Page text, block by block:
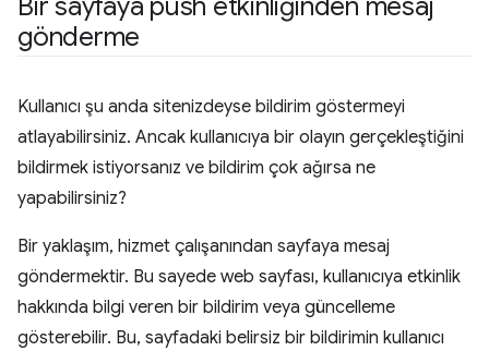
gönderme
Kullanıcı şu anda sitenizdeyse bildirim göstermeyi
atlayabilirsiniz. Ancak kullanıcıya bir olayın gerçekleştiğini
bildirmek istiyorsanız ve bildirim çok ağırsa ne
yapabilirsiniz?
Bir yaklaşım, hizmet çalışanından sayfaya mesaj
göndermektir. Bu sayede web sayfası, kullanıcıya etkinlik
hakkında bilgi veren bir bildirim veya güncelleme
gösterebilir. Bu, sayfadaki belirsiz bir bildirimin kullanıcı